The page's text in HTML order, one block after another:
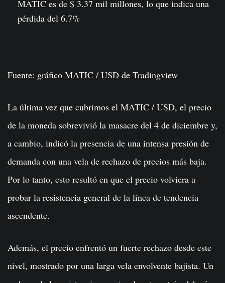
MATIC es de $ 3.37 mil millones, lo que indica una
pérdida del 6.7%
Fuente: gráfico MATIC / USD de Tradingview
La última vez que cubrimos el MATIC / USD, el precio
de la moneda sobrevivió la masacre del 4 de diciembre y,
a cambio, indicó la presencia de una intensa presión de
demanda con una vela de rechazo de precios más baja.
Por lo tanto, esto resultó en que el precio volviera a
probar la resistencia general de la línea de tendencia
ascendente.
Además, el precio enfrentó un fuerte rechazo desde este
nivel, mostrado por una larga vela envolvente bajista. Un